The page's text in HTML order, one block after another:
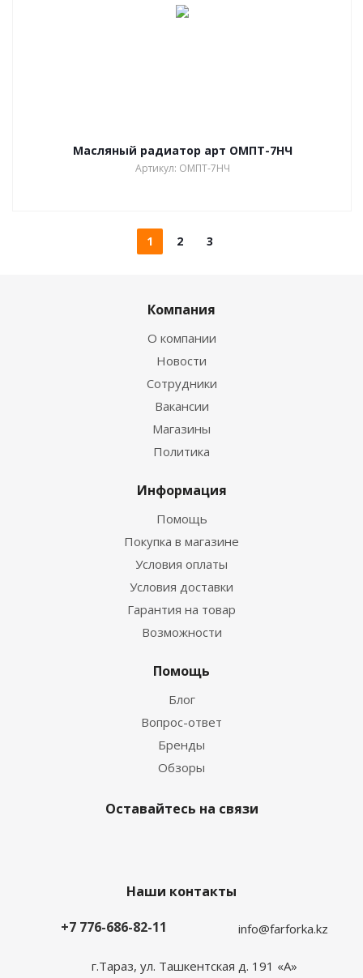
Масляный радиатор арт ОМПТ-7НЧ
Артикул: ОМПТ-7НЧ
1 2 3
Компания
О компании
Новости
Сотрудники
Вакансии
Магазины
Политика
Информация
Помощь
Покупка в магазине
Условия оплаты
Условия доставки
Гарантия на товар
Возможности
Помощь
Блог
Вопрос-ответ
Бренды
Обзоры
Оставайтесь на связи
Наши контакты
+7 776-686-82-11
info@farforka.kz
г.Тараз, ул. Ташкентская д. 191 «А»